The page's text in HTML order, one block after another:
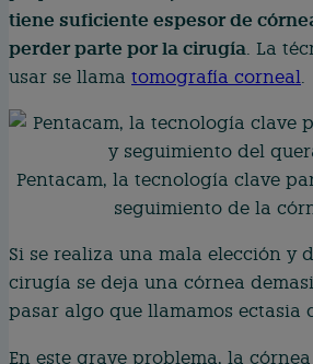
tiene suficiente espesor de
perder parte por la cirugía . La
usar se llama tomografía corneal
Pentacam, la tecnología clave
seguimiento de la
Si se realiza una mala elección y
cirugía se deja una córnea
pasar algo que llamamos ectasia
En este grave problema, la